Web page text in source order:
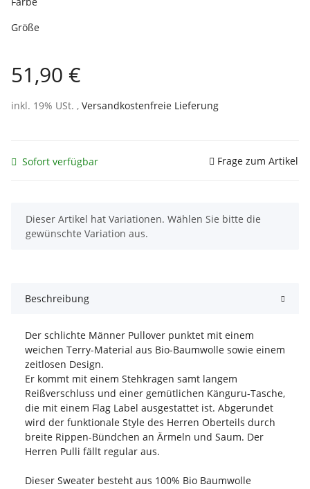
Größe
51,90 €
inkl. 19% USt. , Versandkostenfreie Lieferung
Sofort verfügbar Frage zum Artikel
x
Dieser Artikel hat Variationen. Wählen Sie bitte die
gewünschte Variation aus.
Beschreibung
Der schlichte Männer Pullover punktet mit einem
weichen Terry-Material aus Bio-Baumwolle sowie einem
zeitlosen Design.
Er kommt mit einem Stehkragen samt langem
Reißverschluss und einer gemütlichen Känguru-Tasche,
die mit einem Flag Label ausgestattet ist. Abgerundet
wird der funktionale Style des Herren Oberteils durch
breite Rippen-Bündchen an Ärmeln und Saum. Der
Herren Pulli fällt regular aus.
Dieser Sweater besteht aus 100% Bio Baumwolle